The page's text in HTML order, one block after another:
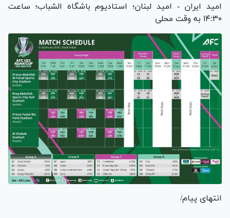
امید ایران - امید لبنان؛ استادیوم باشگاه الشباب؛ ساعت
۱۴:۳۰ به وقت محلی
انتهای پیام/